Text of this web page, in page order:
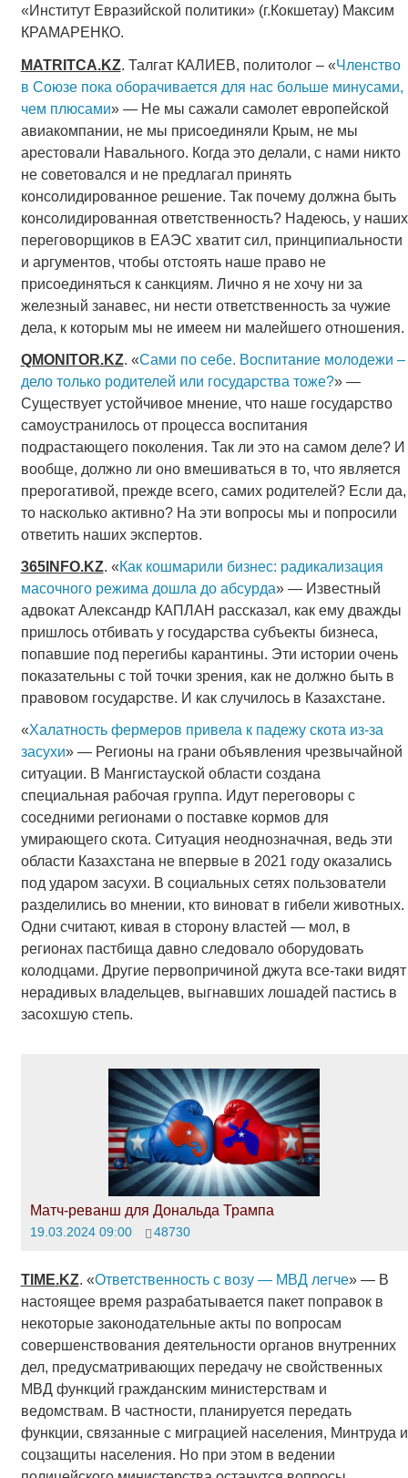
«Институт Евразийской политики» (г.Кокшетау) Максим
КРАМАРЕНКО.
MATRITCA.KZ. Талгат КАЛИЕВ, политолог – «Членство
в Союзе пока оборачивается для нас больше минусами,
чем плюсами» — Не мы сажали самолет европейской
авиакомпании, не мы присоединяли Крым, не мы
арестовали Навального. Когда это делали, с нами никто
не советовался и не предлагал принять
консолидированное решение. Так почему должна быть
консолидированная ответственность? Надеюсь, у наших
переговорщиков в ЕАЭС хватит сил, принципиальности
и аргументов, чтобы отстоять наше право не
присоединяться к санкциям. Лично я не хочу ни за
железный занавес, ни нести ответственность за чужие
дела, к которым мы не имеем ни малейшего отношения.
QMONITOR.KZ. «Сами по себе. Воспитание молодежи –
дело только родителей или государства тоже?» —
Существует устойчивое мнение, что наше государство
самоустранилось от процесса воспитания
подрастающего поколения. Так ли это на самом деле? И
вообще, должно ли оно вмешиваться в то, что является
прерогативой, прежде всего, самих родителей? Если да,
то насколько активно? На эти вопросы мы и попросили
ответить наших экспертов.
365INFO.KZ. «Как кошмарили бизнес: радикализация
масочного режима дошла до абсурда» — Известный
адвокат Александр КАПЛАН рассказал, как ему дважды
пришлось отбивать у государства субъекты бизнеса,
попавшие под перегибы карантины. Эти истории очень
показательны с той точки зрения, как не должно быть в
правовом государстве. И как случилось в Казахстане.
«Халатность фермеров привела к падежу скота из-за
засухи» — Регионы на грани объявления чрезвычайной
ситуации. В Мангистауской области создана
специальная рабочая группа. Идут переговоры с
соседними регионами о поставке кормов для
умирающего скота. Ситуация неоднозначная, ведь эти
области Казахстана не впервые в 2021 году оказались
под ударом засухи. В социальных сетях пользователи
разделились во мнении, кто виноват в гибели животных.
Одни считают, кивая в сторону властей — мол, в
регионах пастбища давно следовало оборудовать
колодцами. Другие первопричиной джута все-таки видят
нерадивых владельцев, выгнавших лошадей пастись в
засохшую степь.
Матч-реванш для Дональда Трампа
19.03.2024 09:00 48730
TIME.KZ. «Ответственность с возу — МВД легче» — В
настоящее время разрабатывается пакет поправок в
некоторые законодательные акты по вопросам
совершенствования деятельности органов внутренних
дел, предусматривающих передачу не свойственных
МВД функций гражданским министерствам и
ведомствам. В частности, планируется передать
функции, связанные с миграцией населения, Минтруда и
соцзащиты населения. Но при этом в ведении